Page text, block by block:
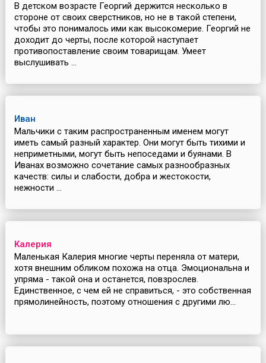
В детском возрасте Георгий держится несколько в
стороне от своих сверстников, но не в такой степени,
чтобы это понималось ими как высокомерие. Георгий не
доходит до черты, после которой наступает
противопоставление своим товарищам. Умеет
выслушивать ...
Иван
Мальчики с таким распространенным именем могут
иметь самый разный характер. Они могут быть тихими и
неприметными, могут быть непоседами и буянами. В
Иванах возможно сочетание самых разнообразных
качеств: силы и слабости, добра и жестокости,
нежности ...
Калерия
Маленькая Калерия многие черты переняла от матери,
хотя внешним обликом похожа на отца. Эмоциональна и
упряма - такой она и останется, повзрослев.
Единственное, с чем ей не справиться, - это собственная
прямолинейность, поэтому отношения с другими лю...